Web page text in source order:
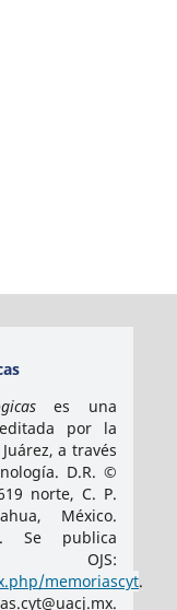
es una
por la
a través
D.R. ©
norte, C. P.
México.
Se publica
OJS:
memoriascyt.